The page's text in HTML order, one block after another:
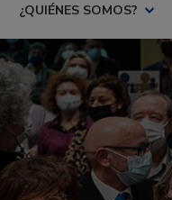
¿QUIÉNES SOMOS?